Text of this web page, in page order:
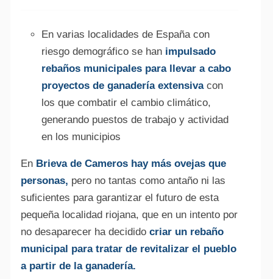
En varias localidades de España con
riesgo demográfico se hanimpulsado
rebaños municipales para llevar a cabo
proyectos de ganadería extensivacon
los que combatir el cambio climático,
generando puestos de trabajo y actividad
en los municipios
En Brieva de Cameros hay más ovejas que
personas, pero no tantas como antaño ni las
suficientes para garantizar el futuro de esta
pequeña localidad riojana, que en un intento por
no desaparecer ha decidido criar un rebaño
municipal para tratar de revitalizar el pueblo
a partir de la ganadería.